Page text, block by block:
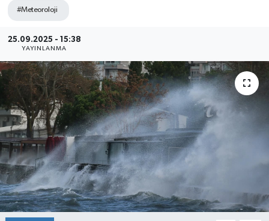
#Meteoroloji
25.09.2025 - 15:38
YAYINLANMA
Siyaset
Spor
Teknoloji
Türkiye